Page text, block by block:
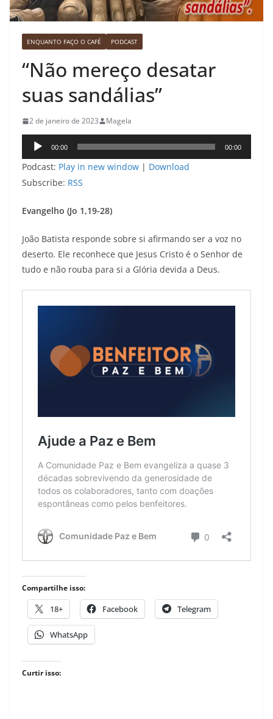
ENQUANTO FAÇO O CAFÉ PODCAST
“Não mereço desatar
suas sandálias”
2 de janeiro de 2023 Magela
Tocador
de
áudio
00:00 00:00
Podcast: Play in new window | Download
Subscribe: RSS
Evangelho (Jo 1,19-28)
João Batista responde sobre si afirmando ser a voz no
deserto. Ele reconhece que Jesus Cristo é o Senhor de
tudo e não rouba para si a Glória devida a Deus.
Compartilhe isso:
18+ Facebook Telegram
WhatsApp
Curtir isso: